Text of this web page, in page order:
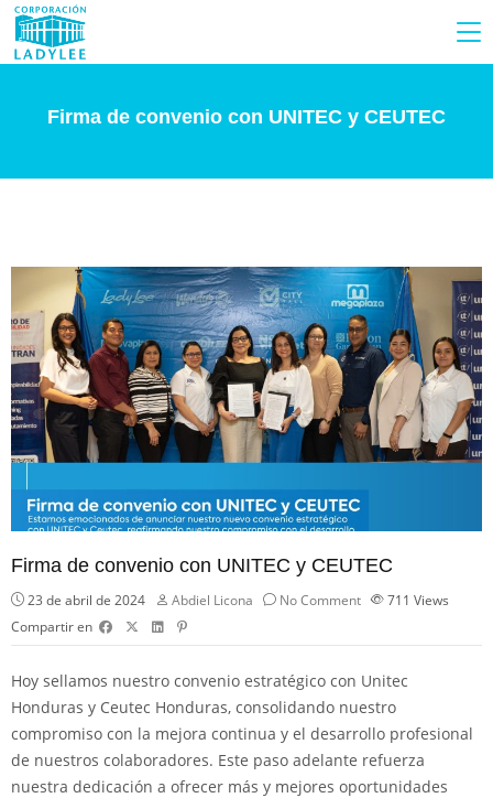
Firma de convenio con UNITEC y CEUTEC
Firma de convenio con UNITEC y CEUTEC
23 de abril de 2024 Abdiel Licona No Comment 711 Views
Compartir en
Hoy sellamos nuestro convenio estratégico con Unitec
Honduras y Ceutec Honduras, consolidando nuestro
compromiso con la mejora continua y el desarrollo profesional
de nuestros colaboradores. Este paso adelante refuerza
nuestra dedicación a ofrecer más y mejores oportunidades